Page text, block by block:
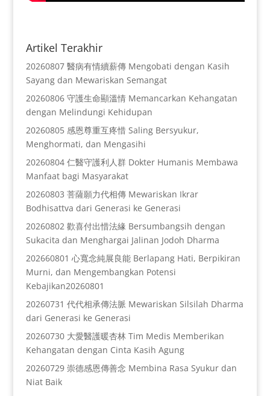
Artikel Terakhir
20260807 醫病有情續薪傳 Mengobati dengan Kasih
Sayang dan Mewariskan Semangat
20260806 守護生命顯溫情 Memancarkan Kehangatan
dengan Melindungi Kehidupan
20260805 感恩尊重互疼惜 Saling Bersyukur,
Menghormati, dan Mengasihi
20260804 仁醫守護利人群 Dokter Humanis Membawa
Manfaat bagi Masyarakat
20260803 菩薩願力代相傳 Mewariskan Ikrar
Bodhisattva dari Generasi ke Generasi
20260802 歡喜付出惜法緣 Bersumbangsih dengan
Sukacita dan Menghargai Jalinan Jodoh Dharma
202660801 心寬念純展良能 Berlapang Hati, Berpikiran
Murni, dan Mengembangkan Potensi
Kebajikan20260801
20260731 代代相承傳法脈 Mewariskan Silsilah Dharma
dari Generasi ke Generasi
20260730 大愛醫護暖杏林 Tim Medis Memberikan
Kehangatan dengan Cinta Kasih Agung
20260729 崇德感恩傳善念 Membina Rasa Syukur dan
Niat Baik